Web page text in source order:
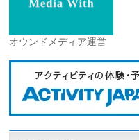
オウンドメディア運営